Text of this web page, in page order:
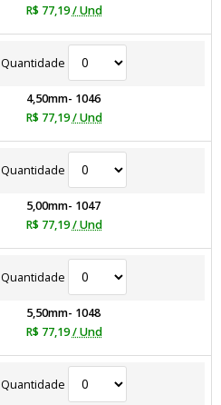
R$ 77,19 / Und
Quantidade
4,50mm- 1046
R$ 77,19 / Und
Quantidade
5,00mm- 1047
R$ 77,19 / Und
Quantidade
5,50mm- 1048
R$ 77,19 / Und
Quantidade